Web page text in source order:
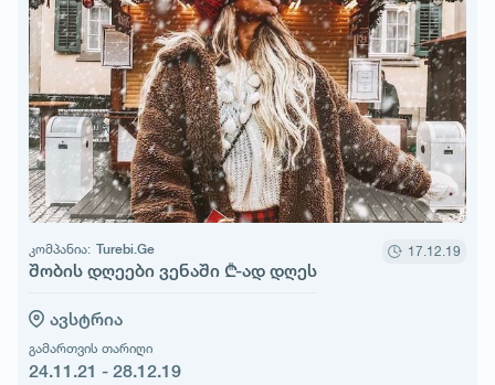
კომპანია: Turebi.Ge
შობის დღეები ვენაში ₾-ად დღეს
17.12.19
ავსტრია
გამართვის თარიღი
24.11.21 - 28.12.19